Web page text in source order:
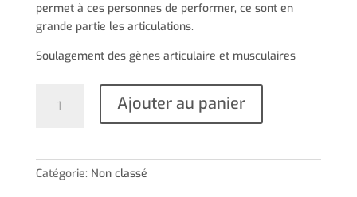
permet à ces personnes de performer, ce sont en
grande partie les articulations.
Soulagement des gènes articulaire et musculaires
Ajouter au panier
Catégorie: Non classé